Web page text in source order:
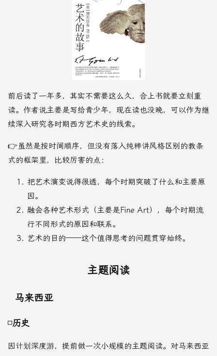
前后读了一年多，其实不需要这么久，合上书就要立刻重
读。作者说主要是写给青少年，现在读也没晚，可以作为继
续深入研究各时期西方艺术史的线索。
👉虽然是按时间顺序，但没有落入纯粹讲风格区别的教条
式的框架里，比较厉害的点：
把艺术演变说得很透，每个时期突破了什么和主要原
因。
融会各种艺术形式（主要是Fine Art），每个时期流
行不同形式的原因和联系。
艺术的目的——这个值得思考的问题贯穿始终。
主题阅读
马来西亚
历史
因计划深度游，提前做一次小规模的主题阅读。对马来西亚